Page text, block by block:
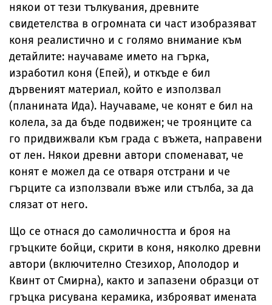
някои от тези тълкувания, древните
свидетелства в огромната си част изобразяват
коня реалистично и с голямо внимание към
детайлите: научаваме името на гърка,
изработил коня (Епей), и откъде е бил
дървеният материал, който е използвал
(планината Ида). Научаваме, че конят е бил на
колела, за да бъде подвижен; че троянците са
го придвижвали към града с въжета, направени
от лен. Някои древни автори споменават, че
конят е можел да се отваря отстрани и че
гърците са използвали въже или стълба, за да
слязат от него.
Що се отнася до самоличността и броя на
гръцките бойци, скрити в коня, няколко древни
автори (включително Стезихор, Аполодор и
Квинт от Смирна), както и запазени образци от
гръцка рисувана керамика, изброяват имената